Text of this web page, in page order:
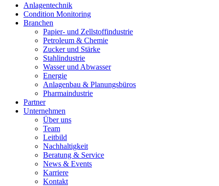
Anlagentechnik
Condition Monitoring
Branchen
Papier- und Zellstoffindustrie
Petroleum & Chemie
Zucker und Stärke
Stahlindustrie
Wasser und Abwasser
Energie
Anlagenbau & Planungsbüros
Pharmaindustrie
Partner
Unternehmen
Über uns
Team
Leitbild
Nachhaltigkeit
Beratung & Service
News & Events
Karriere
Kontakt